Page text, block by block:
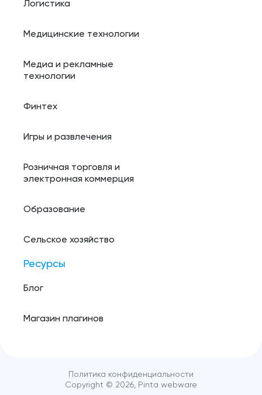
Логистика
Медицинские технологии
Медиа и рекламные
технологии
Финтех
Игры и развлечения
Розничная торговля и
электронная коммерция
Образование
Сельское хозяйство
Ресурсы
Блог
Магазин плагинов
Copyright ©️ 2026, Pinta webware
Политика конфиденциальности